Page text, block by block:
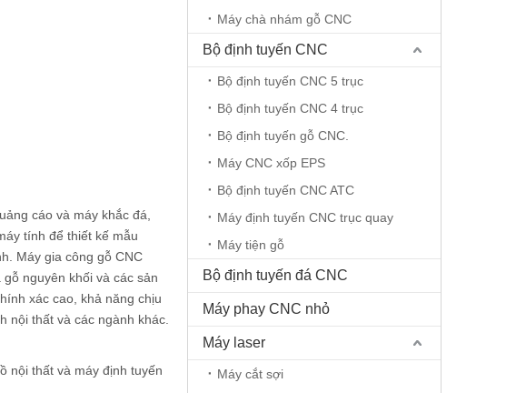
cáo và máy khắc đá,
tính để thiết kế mẫu
Máy gia công gỗ CNC
nguyên khối và các sản
xác cao, khả năng chịu
nội thất và các ngành khác.
nội thất và máy định tuyến
Máy chà nhám gỗ CNC
Bộ định tuyến CNC
Bộ định tuyến CNC 5 trục
Bộ định tuyến CNC 4 trục
Bộ định tuyến gỗ CNC.
Máy CNC xốp EPS
Bộ định tuyến CNC ATC
Máy định tuyến CNC trục quay
Máy tiện gỗ
Bộ định tuyến đá CNC
Máy phay CNC nhỏ
Máy laser
Máy cắt sợi